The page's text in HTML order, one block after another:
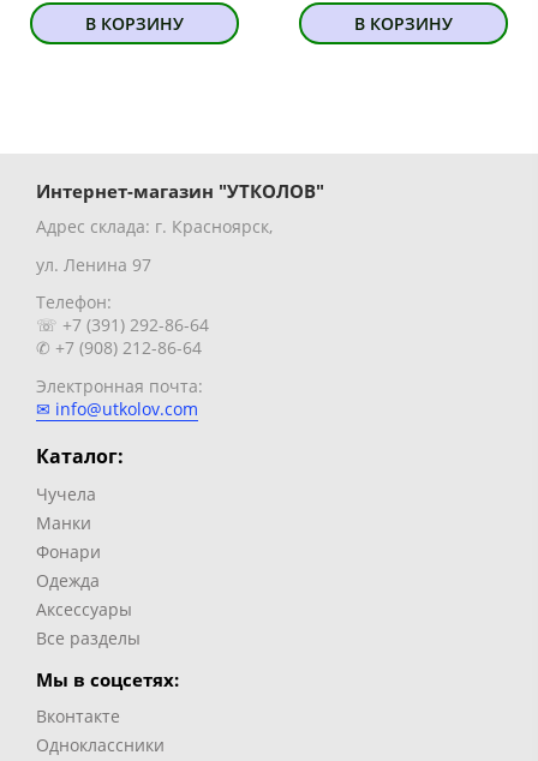
В КОРЗИНУ В КОРЗИНУ
Интернет-магазин "УТКОЛОВ"
Адрес склада: г. Красноярск,
ул. Ленина 97
Телефон:
☏ +7 (391) 292-86-64
✆ +7 (908) 212-86-64
Электронная почта:
✉ info@utkolov.com
Каталог:
Чучела
Манки
Фонари
Одежда
Аксессуары
Все разделы
Мы в соцсетях:
Вконтакте
Одноклассники